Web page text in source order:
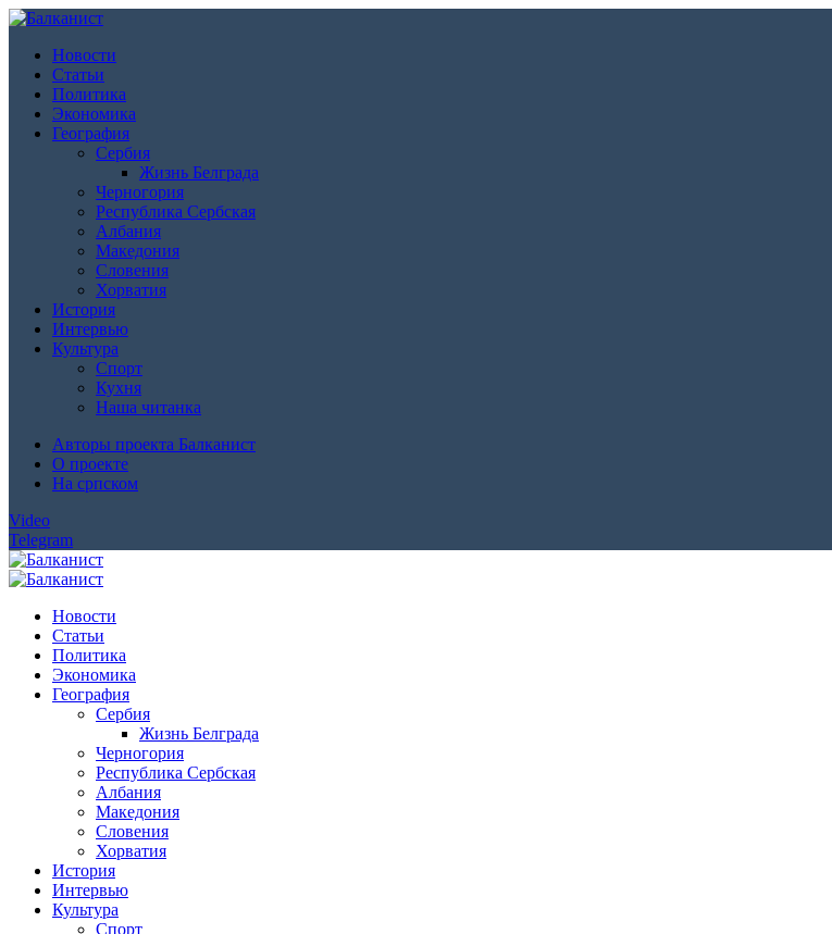
Новости
Статьи
Политика
Экономика
География
Сербия
Жизнь Белграда
Черногория
Республика Сербская
Албания
Македония
Словения
Хорватия
История
Интервью
Культура
Спорт
Кухня
Наша читанка
Авторы проекта Балканист
О проекте
На српском
Video
Telegram
Новости
Статьи
Политика
Экономика
География
Сербия
Жизнь Белграда
Черногория
Республика Сербская
Албания
Македония
Словения
Хорватия
История
Интервью
Культура
Спорт